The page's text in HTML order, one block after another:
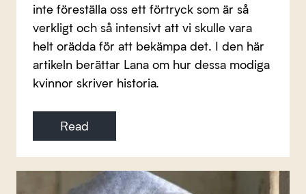
inte föreställa oss ett förtryck som är så
verkligt och så intensivt att vi skulle vara
helt orädda för att bekämpa det. I den här
artikeln berättar Lana om hur dessa modiga
kvinnor skriver historia.
Read